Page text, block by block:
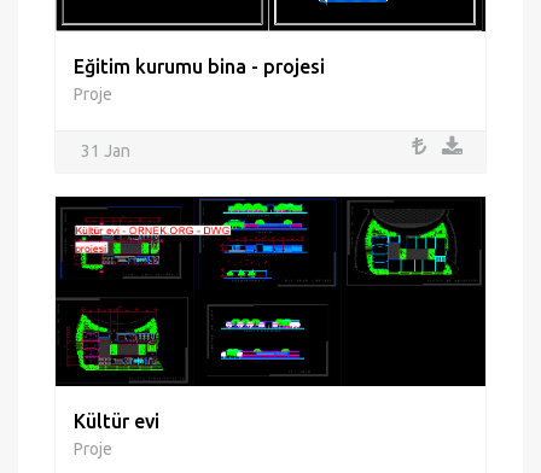
Eğitim kurumu bina - projesi
Proje
31 Jan
Kültür evi
Proje